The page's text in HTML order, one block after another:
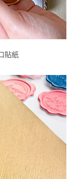
貼紙